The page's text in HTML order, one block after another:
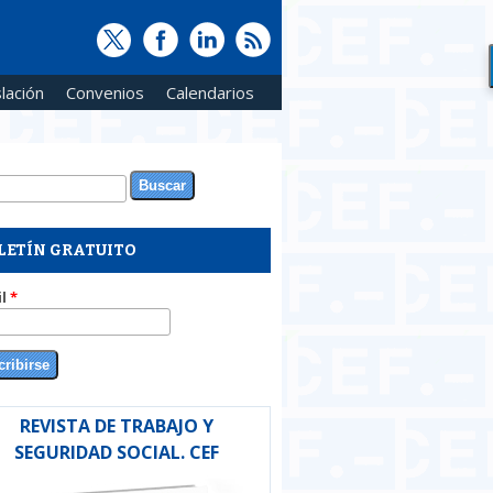
Convenios Calendarios
de búsqueda
GRATUITO
*
REVISTA DE TRABAJO Y
SEGURIDAD SOCIAL. CEF